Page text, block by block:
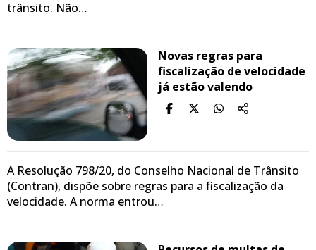
trânsito. Não…
Novas regras para
fiscalização de velocidade
já estão valendo
A Resolução 798/20, do Conselho Nacional de Trânsito
(Contran), dispõe sobre regras para a fiscalização da
velocidade. A norma entrou…